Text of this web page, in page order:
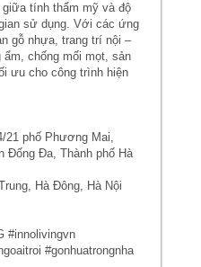
tính thẩm mỹ và độ
sử dụng. Với các ứng
gỗ nhựa, trang trí nội –
ẩm, chống mối mọt, sản
ưu cho công trình hiện
21 phố Phương Mai,
Đống Đa, Thành phố Hà
Hà Đông, Hà Nội
#innolivingvn
#gonhuatrongnha